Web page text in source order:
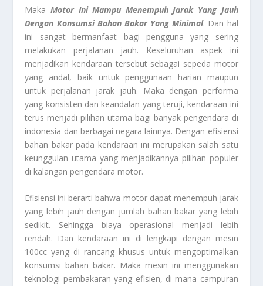
MakaMotor Ini Mampu Menempuh Jarak Yang Jauh
Dengan Konsumsi Bahan Bakar Yang Minimal. Dan hal
ini sangat bermanfaat bagi pengguna yang sering
melakukan perjalanan jauh. Keseluruhan aspek ini
menjadikan kendaraan tersebut sebagai sepeda motor
yang andal, baik untuk penggunaan harian maupun
untuk perjalanan jarak jauh. Maka dengan performa
yang konsisten dan keandalan yang teruji, kendaraan ini
terus menjadi pilihan utama bagi banyak pengendara di
indonesia dan berbagai negara lainnya. Dengan efisiensi
bahan bakar pada kendaraan ini merupakan salah satu
keunggulan utama yang menjadikannya pilihan populer
di kalangan pengendara motor.
Efisiensi ini berarti bahwa motor dapat menempuh jarak
yang lebih jauh dengan jumlah bahan bakar yang lebih
sedikit. Sehingga biaya operasional menjadi lebih
rendah. Dan kendaraan ini di lengkapi dengan mesin
100cc yang di rancang khusus untuk mengoptimalkan
konsumsi bahan bakar. Maka mesin ini menggunakan
teknologi pembakaran yang efisien, di mana campuran